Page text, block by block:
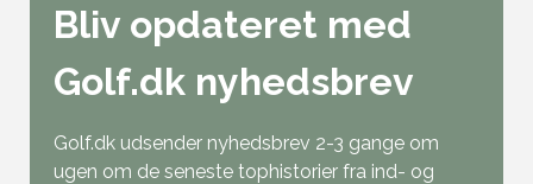
Bliv opdateret med
Golf.dk nyhedsbrev
Golf.dk udsender nyhedsbrev 2-3 gange om
ugen om de seneste tophistorier fra ind- og